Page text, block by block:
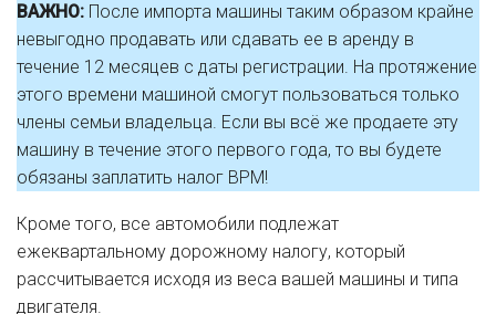
ВАЖНО: После импорта машины таким образом крайне
невыгодно продавать или сдавать ее в аренду в
течение 12 месяцев с даты регистрации. На протяжение
этого времени машиной смогут пользоваться только
члены семьи владельца. Если вы всё же продаете эту
машину в течение этого первого года, то вы будете
обязаны заплатить налог BPM!
Кроме того, все автомобили подлежат
ежеквартальному дорожному налогу, который
рассчитывается исходя из веса вашей машины и типа
двигателя.